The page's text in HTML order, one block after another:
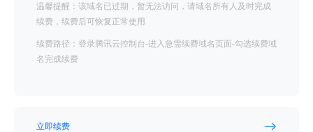
温馨提醒：该域名已过期，暂无法访问，请域名所有人及时完成
续费，续费后可恢复正常使用
续费路径：登录腾讯云控制台-进入急需续费域名页面-勾选续费域
名完成续费
立即续费